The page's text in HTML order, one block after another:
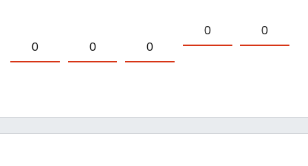
0 0 0
0 0